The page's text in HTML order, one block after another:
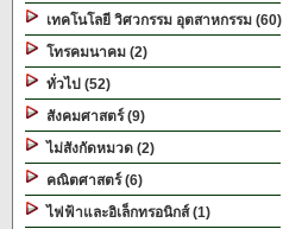
เทคโนโลยี วิศวกรรม อุตสาหกรรม (60)
โทรคมนาคม (2)
ทั่วไป (52)
สังคมศาสตร์ (9)
ไม่สังกัดหมวด (2)
คณิตศาสตร์ (6)
ไฟฟ้าและอิเล็กทรอนิกส์ (1)